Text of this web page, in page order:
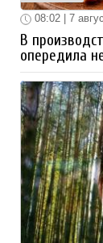
08:02 | 7
В
опередила